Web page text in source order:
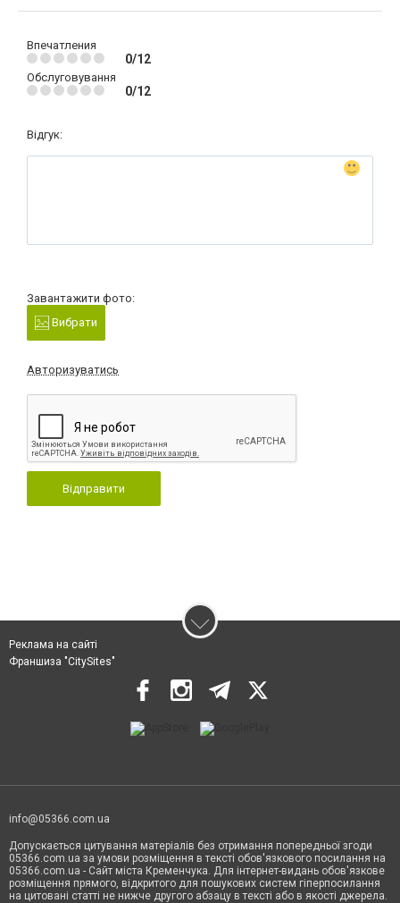
Впечатления
0/12
Обслуговування
0/12
Відгук:
Завантажити фото:
Вибрати
Авторизуватись
Відправити
Реклама на сайті
Франшиза "CitySites"
info@05366.com.ua
Допускається цитування матеріалів без отримання попередньої згоди
05366.com.ua за умови розміщення в тексті обов'язкового посилання на
05366.com.ua - Сайт міста Кременчука. Для інтернет-видань обов'язкове
розміщення прямого, відкритого для пошукових систем гіперпосилання
на цитовані статті не нижче другого абзацу в тексті або в якості джерела.